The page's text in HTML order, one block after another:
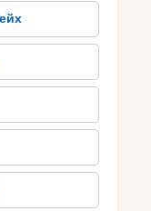
–
на
Еще одно
– это Долина
и
Темпл Оф